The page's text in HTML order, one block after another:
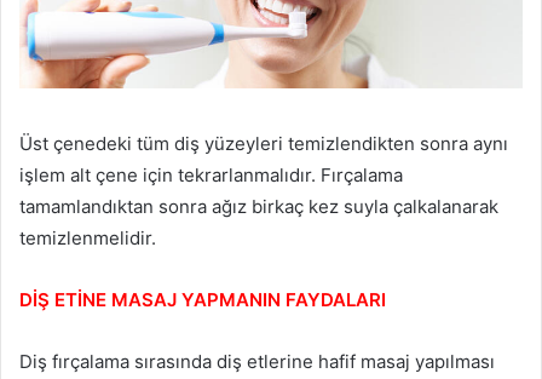
Üst çenedeki tüm diş yüzeyleri temizlendikten sonra aynı
işlem alt çene için tekrarlanmalıdır. Fırçalama
tamamlandıktan sonra ağız birkaç kez suyla çalkalanarak
temizlenmelidir.
DİŞ ETİNE MASAJ YAPMANIN FAYDALARI
Diş fırçalama sırasında diş etlerine hafif masaj yapılması